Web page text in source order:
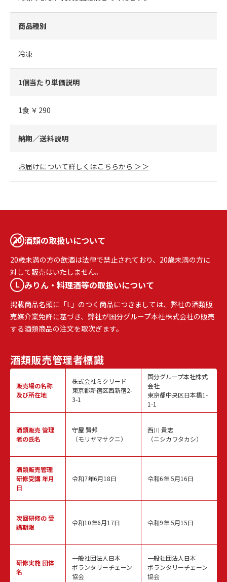
商品種別
冷凍
1個当たり単価説明
1食 ￥290
納期／送料説明
お届けについて詳しくはこちらから ＞＞
酒類の取扱いについて
20歳未満の方の飲酒は法律で禁止されており、20歳未満の方に
対して販売はいたしません。
みりん・料理酒等の取扱いについて
掲載商品名頭に「L」のつく商品につきましては、弊社の酒類販
売媒介業免許に基づき、弊社が国分グループ本社株式会社の販売
する酒類商品の注文を取次ぎます。
酒類販売管理者標識
販売場の名称
及び所在地
酒類販売管理
者の氏名
酒類販売管理
研修受講 年月
日
次回研修の受
講期限
研修実施 団体
名
株式会社ミクリード
東京都新宿区西新宿2-
3-1
守屋 賢邦
（モリヤマサクニ）
令和7年6月18日
令和10年6月17日
一般社団法人日本
ボランタリーチェーン
協会
国分グループ本社株式
会社
東京都中央区日本橋1-
1-1
西川 貴志
（ニシカワタカシ）
令和6年 5月16日
令和9年 5月15日
一般社団法人日本
ボランタリーチェーン
協会